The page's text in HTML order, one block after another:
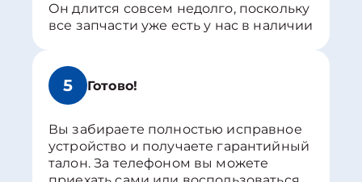
Он длится совсем недолго, поскольку
все запчасти уже есть у нас в наличии
5 Готово!
Вы забираете полностью исправное
устройство и получаете гарантийный
талон. За телефоном вы можете